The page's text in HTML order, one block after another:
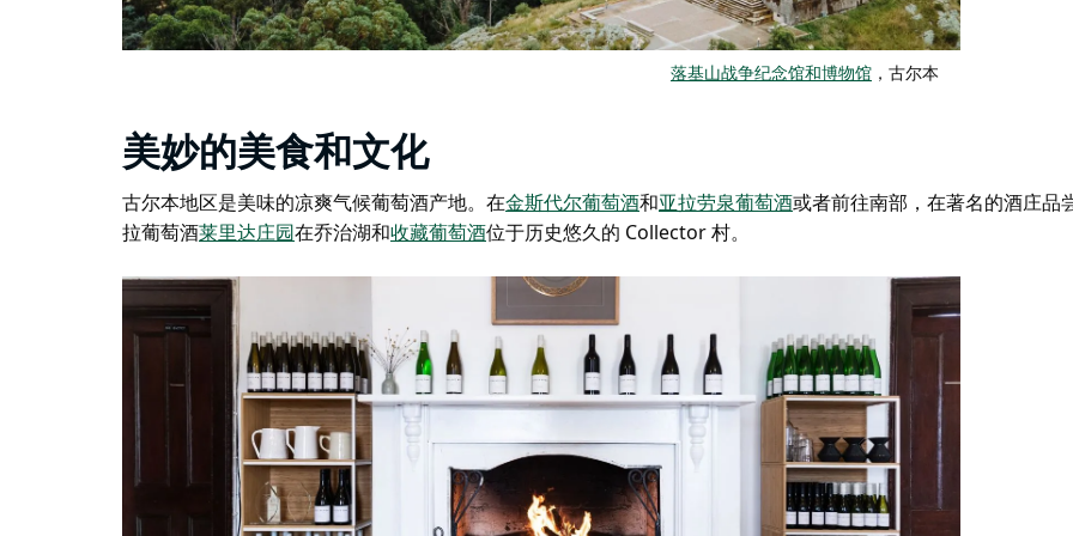
落基山战争纪念馆和博物馆，古尔本
美妙的美食和文化
古尔本地区是美味的凉爽气候葡萄酒产地。在金斯代尔葡萄酒和亚拉劳泉葡萄酒或者前往南部，在著名的酒庄品
拉葡萄酒莱里达庄园在乔治湖和收藏葡萄酒位于历史悠久的 Collector 村。